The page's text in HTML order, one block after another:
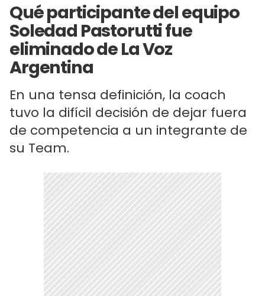
Qué participante del equipo
Soledad Pastorutti fue
eliminado de La Voz
Argentina
En una tensa definición, la coach
tuvo la difícil decisión de dejar fuera
de competencia a un integrante de
su Team.